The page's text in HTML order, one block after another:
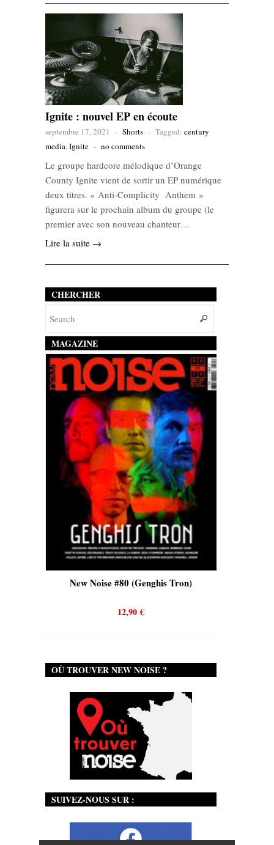
Ignite : nouvel EP en écoute
septembre 17, 2021 - Shorts - Tagged: century
media,Ignite - no comments
Le groupe hardcore mélodique d’Orange
County Ignite vient de sortir un EP numérique
deux titres. « Anti-Complicity Anthem »
figurera sur le prochain album du groupe (le
premier avec son nouveau chanteur…
Lire la suite →
CHERCHER
MAGAZINE
New Noise #80 (Genghis Tron)
OÙ TROUVER NEW NOISE ?
SUIVEZ-NOUS SUR :